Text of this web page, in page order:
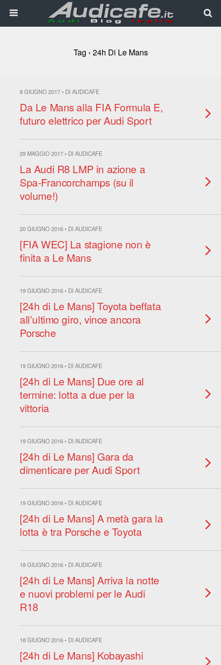
Tag › 24h Di Le Mans
8 GIUGNO 2017 • DI AUDICAFE
Da Le Mans alla FIA Formula E,
futuro elettrico per Audi Sport
29 MAGGIO 2017 • DI AUDICAFE
La Audi R8 LMP in azione a
Spa-Francorchamps (su il
volume!)
20 GIUGNO 2016 • DI AUDICAFE
[FIA WEC] La stagione non è
finita a Le Mans
19 GIUGNO 2016 • DI AUDICAFE
[24h di Le Mans] Toyota beffata
all’ultimo giro, vince ancora
Porsche
19 GIUGNO 2016 • DI AUDICAFE
[24h di Le Mans] Due ore al
termine: lotta a due per la
vittoria
19 GIUGNO 2016 • DI AUDICAFE
[24h di Le Mans] Gara da
dimenticare per Audi Sport
19 GIUGNO 2016 • DI AUDICAFE
[24h di Le Mans] A metà gara la
lotta è tra Porsche e Toyota
18 GIUGNO 2016 • DI AUDICAFE
[24h di Le Mans] Arriva la notte
e nuovi problemi per le Audi
R18
18 GIUGNO 2016 • DI AUDICAFE
[24h di Le Mans] Kobayashi